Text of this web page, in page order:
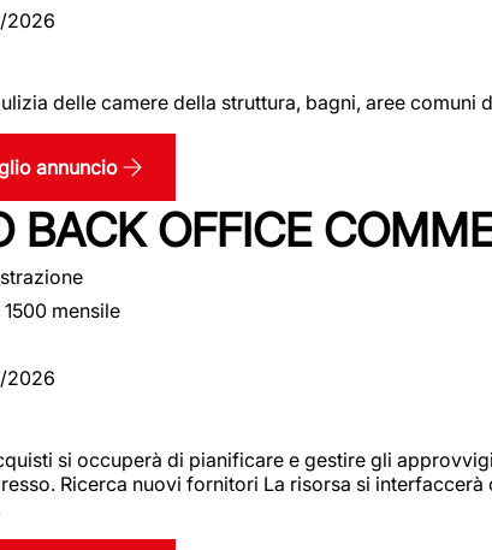
2026
delle camere della struttura, bagni, aree comuni
annuncio
BACK OFFICE
mensile
2026
si occuperà di pianificare e gestire gli
Ricerca nuovi fornitori La risorsa si